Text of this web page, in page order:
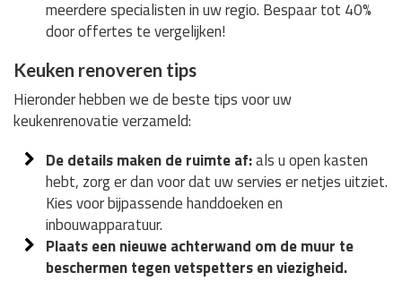
meerdere specialisten in uw regio. Bespaar tot 40%
door offertes te vergelijken!
Keuken renoveren tips
Hieronder hebben we de beste tips voor uw
keukenrenovatie verzameld:
De details maken de ruimte af:als u open kasten
hebt, zorg er dan voor dat uw servies er netjes uitziet.
Kies voor bijpassende handdoeken en
inbouwapparatuur.
Plaats een nieuwe achterwand om de muur te
beschermen tegen vetspetters en viezigheid.